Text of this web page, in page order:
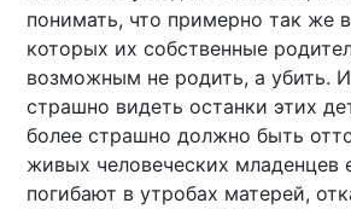
понимать, что примерно так же
которых их собственные
возможным не родить, а убить.
страшно видеть останки этих
более страшно должно быть
живых человеческих младенцев
погибают в утробах матерей,